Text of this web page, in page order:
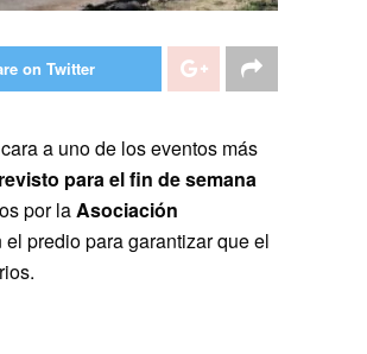
on Twitter
a uno de los eventos más
para el fin de semana
por laAsociación
predio para garantizar que el